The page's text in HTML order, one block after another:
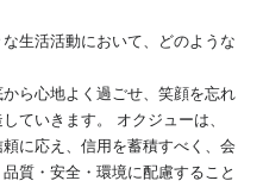
生活活動において、どのような
ら心地よく過ごせ、笑顔を忘れ
ていきます。 オクジューは、
に応え、信用を蓄積すべく、会
質・安全・環境に配慮すること